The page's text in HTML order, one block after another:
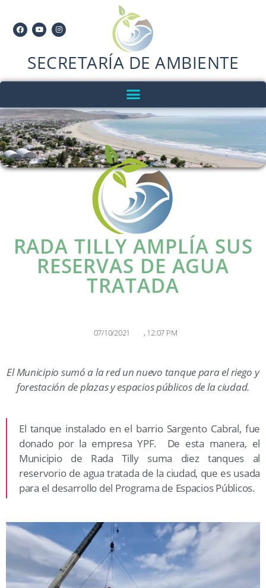
SECRETARÍA DE AMBIENTE
RADA TILLY AMPLÍA SUS
RESERVAS DE AGUA
TRATADA
07/10/2021 , 12:07 PM
El Municipio sumó a la red un nuevo tanque para el riego y
forestación de plazas y espacios públicos de la ciudad.
El tanque instalado en el barrio Sargento Cabral, fue
donado por la empresa YPF. De esta manera, el
Municipio de Rada Tilly suma diez tanques al
reservorio de agua tratada de la ciudad, que es usada
para el desarrollo del Programa de Espacios Públicos.